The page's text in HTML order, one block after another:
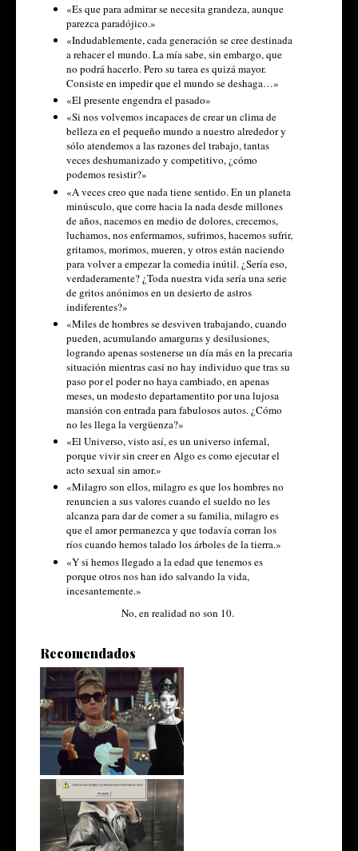
«Es que para admirar se necesita grandeza, aunque
parezca paradójico.»
«Indudablemente, cada generación se cree destinada
a rehacer el mundo. La mía sabe, sin embargo, que
no podrá hacerlo. Pero su tarea es quizá mayor.
Consiste en impedir que el mundo se deshaga…»
«El presente engendra el pasado»
«Si nos volvemos incapaces de crear un clima de
belleza en el pequeño mundo a nuestro alrededor y
sólo atendemos a las razones del trabajo, tantas
veces deshumanizado y competitivo, ¿cómo
podemos resistir?»
«A veces creo que nada tiene sentido. En un planeta
minúsculo, que corre hacia la nada desde millones
de años, nacemos en medio de dolores, crecemos,
luchamos, nos enfermamos, sufrimos, hacemos sufrir,
gritamos, morimos, mueren, y otros están naciendo
para volver a empezar la comedia inútil. ¿Sería eso,
verdaderamente? ¿Toda nuestra vida sería una serie
de gritos anónimos en un desierto de astros
indiferentes?»
«Miles de hombres se desviven trabajando, cuando
pueden, acumulando amarguras y desilusiones,
logrando apenas sostenerse un día más en la precaria
situación mientras casi no hay individuo que tras su
paso por el poder no haya cambiado, en apenas
meses, un modesto departamentito por una lujosa
mansión con entrada para fabulosos autos. ¿Cómo
no les llega la vergüenza?»
«El Universo, visto así, es un universo infernal,
porque vivir sin creer en Algo es como ejecutar el
acto sexual sin amor.»
«Milagro son ellos, milagro es que los hombres no
renuncien a sus valores cuando el sueldo no les
alcanza para dar de comer a su familia, milagro es
que el amor permanezca y que todavía corran los
ríos cuando hemos talado los árboles de la tierra.»
«Y si hemos llegado a la edad que tenemos es
porque otros nos han ido salvando la vida,
incesantemente.»
No, en realidad no son 10.
Recomendados
10 Frases de Audrey Hepburn
Ghost of corporate future